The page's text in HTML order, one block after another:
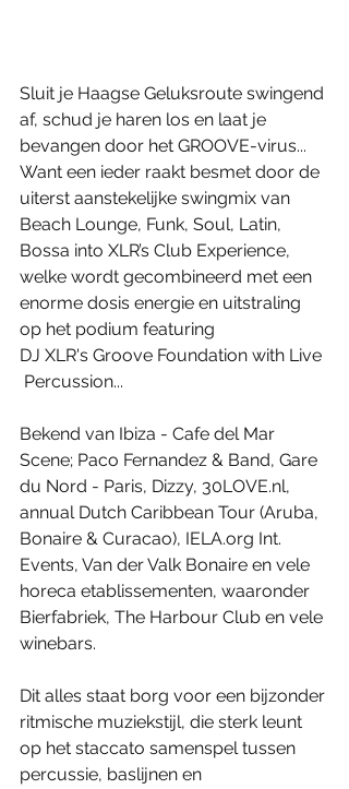
Sluit je Haagse Geluksroute swingend
af, schud je haren los en laat je
bevangen door het GROOVE-virus...
Want een ieder raakt besmet door de
uiterst aanstekelijke swingmix van
Beach Lounge, Funk, Soul, Latin,
Bossa into XLR’s Club Experience,
welke wordt gecombineerd met een
enorme dosis energie en uitstraling
op het podium featuring
DJ XLR's Groove Foundation with Live
Percussion...
Bekend van Ibiza - Cafe del Mar
Scene; Paco Fernandez & Band, Gare
du Nord - Paris, Dizzy, 30LOVE.nl,
annual Dutch Caribbean Tour (Aruba,
Bonaire & Curacao), IELA.org Int.
Events, Van der Valk Bonaire en vele
horeca etablissementen, waaronder
Bierfabriek, The Harbour Club en vele
winebars.
Dit alles staat borg voor een bijzonder
ritmische muziekstijl, die sterk leunt
op het staccato samenspel tussen
percussie, baslijnen en